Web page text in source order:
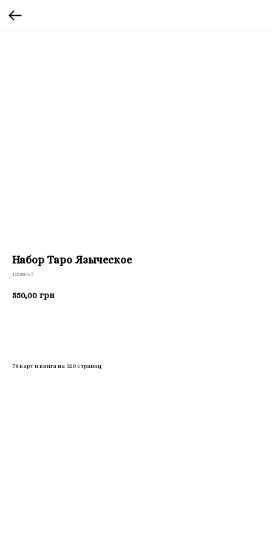
Набор Таро Языческое
1338067
550,00 грн
78 карт и книга на 320 страниц